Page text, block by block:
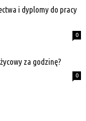
i dyplomy do pracy
0
za godzinę?
0